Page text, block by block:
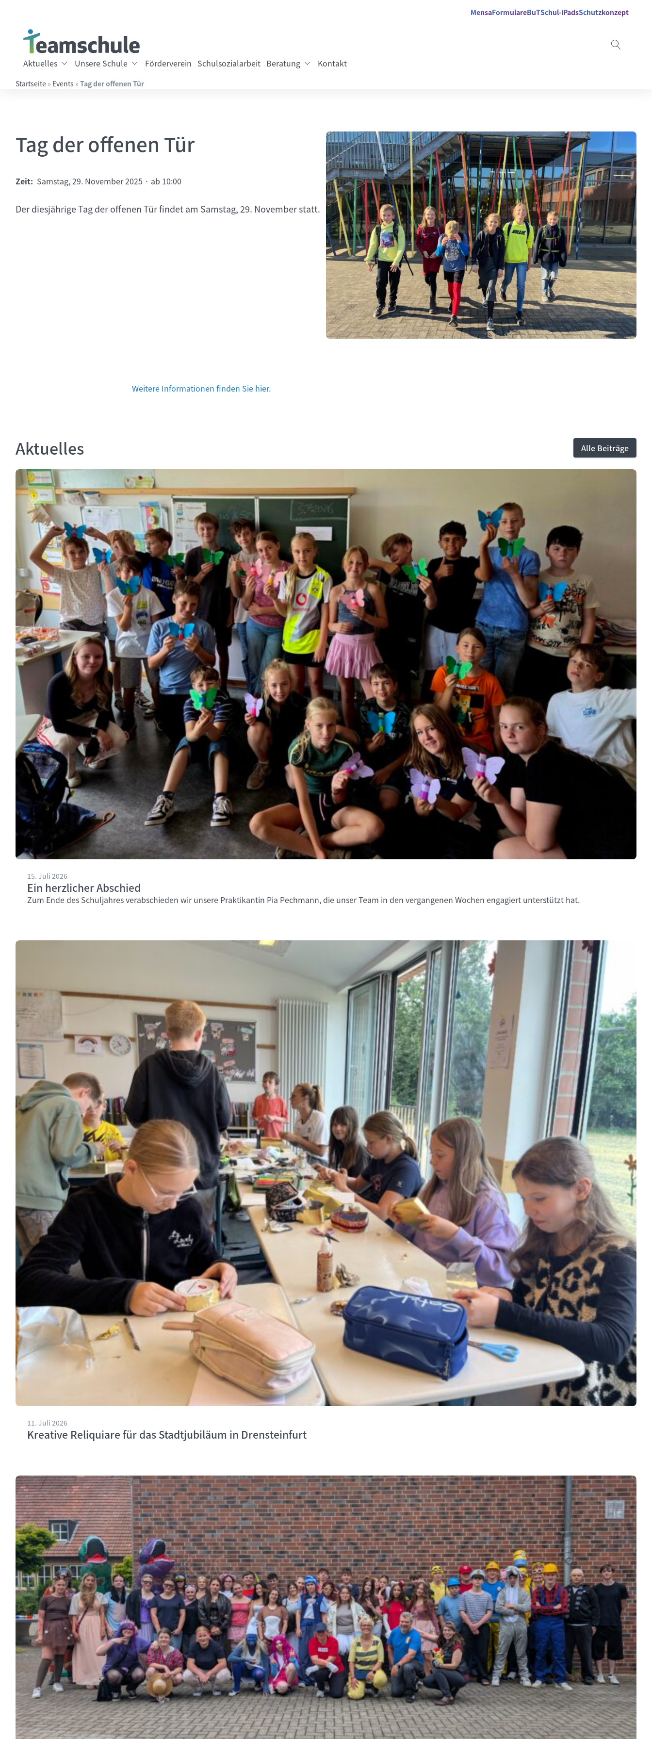
MensaFormulareBuTSchul-iPadsSchutzkonzept
Aktuelles Unsere Schule Förderverein Schulsozialarbeit Beratung Kontakt
Startseite » Events » Tag der offenen Tür
Tag der offenen Tür
Zeit: Samstag, 29. November 2025 · ab 10:00
Der diesjährige Tag der offenen Tür findet am Samstag, 29. November statt.
Weitere Informationen finden Sie hier.
Aktuelles Alle Beiträge
15. Juli 2026
Ein herzlicher Abschied
Zum Ende des Schuljahres verabschieden wir unsere Praktikantin Pia Pechmann, die unser Team in den vergangenen Wochen engagiert unterstützt hat.
11. Juli 2026
Kreative Reliquiare für das Stadtjubiläum in Drensteinfurt